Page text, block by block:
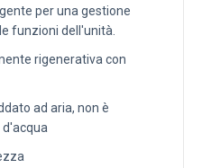
per una gestione
funzioni dell'unità.
rigenerativa con
ad aria, non è